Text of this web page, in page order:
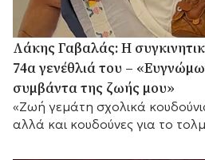
Λάκης Γαβαλάς: Η
74α γενέθλιά του –
συμβάντα της ζωής μου»
«Ζωή γεμάτη σχολικά
αλλά και κουδούνες για το